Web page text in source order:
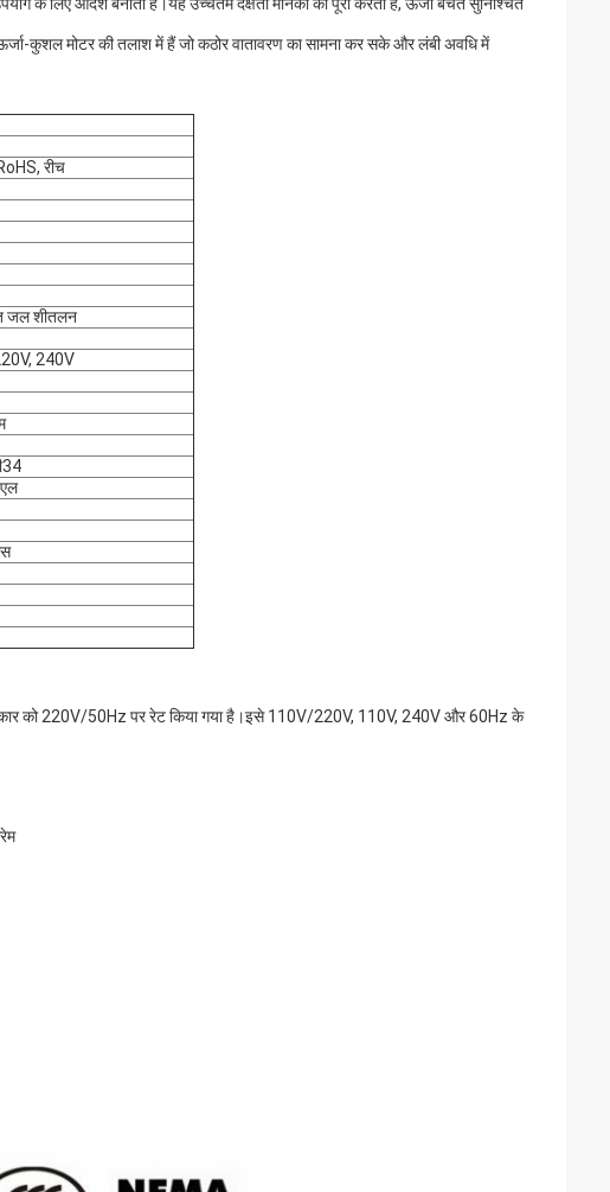
कुशल मोटर की तलाश में हैं जो कठोर वातावरण का सामना कर सके और लंबी अवधि में
रीच
जल शीतलन
240V
को 220V/50Hz पर रेट किया गया है।इसे 110V/220V, 110V, 240V और 60Hz के